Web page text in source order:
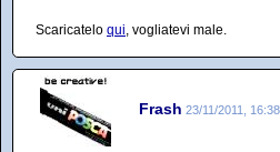
Scaricatelo qui, vogliatevi male.
Frash 23/11/2011, 16:38